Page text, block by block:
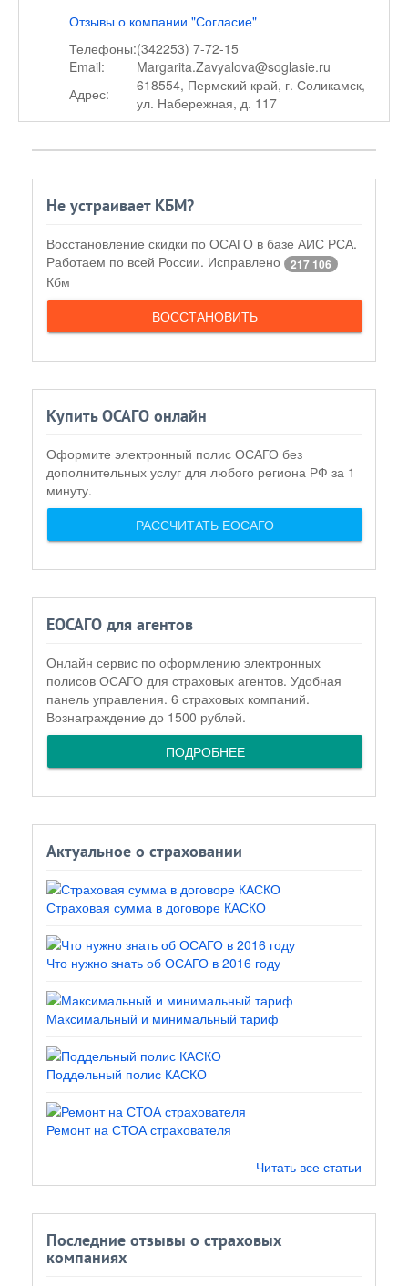
Отзывы о компании "Согласие"
Телефоны:(342253) 7-72-15
Email:
Margarita.Zavyalova@soglasie.ru
Адрес:
618554, Пермский край, г. Соликамск,
ул. Набережная, д. 117
Не устраивает КБМ?
Восстановление скидки по ОСАГО в базе АИС РСА.
Работаем по всей России. Исправлено
217 106
Кбм
ВОССТАНОВИТЬ
Купить ОСАГО онлайн
Оформите электронный полис ОСАГО без
дополнительных услуг для любого региона РФ за 1
минуту.
РАССЧИТАТЬ ЕОСАГО
ЕОСАГО для агентов
Онлайн сервис по оформлению электронных
полисов ОСАГО для страховых агентов. Удобная
панель управления. 6 страховых компаний.
Вознаграждение до 1500 рублей.
ПОДРОБНЕЕ
Актуальное о страховании
Страховая сумма в договоре КАСКО
Что нужно знать об ОСАГО в 2016 году
Максимальный и минимальный тариф
Поддельный полис КАСКО
Ремонт на СТОА страхователя
Читать все статьи
Последние отзывы о страховых
компаниях